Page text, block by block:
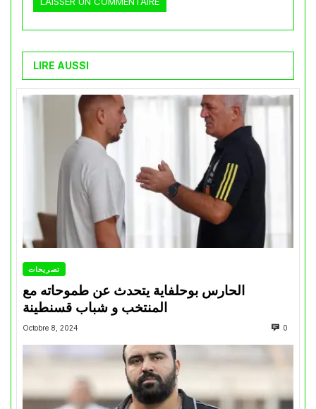
LIRE AUSSI
تصريحات
الحارس بوحلفاية يتحدث عن طموحاته مع
المنتخب و شباب قسنطينة
Octobre 8, 2024 0